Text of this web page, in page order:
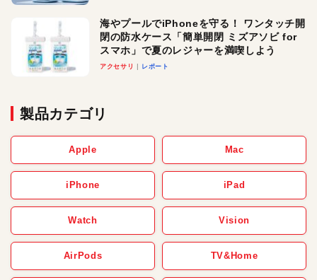
海やプールでiPhoneを守る！ ワンタッチ開
閉の防水ケース「簡単開閉 ミズアソビ for
スマホ」で夏のレジャーを満喫しよう
アクセサリ レポート
製品カテゴリ
Apple Mac
iPhone iPad
Watch Vision
AirPods TV&Home